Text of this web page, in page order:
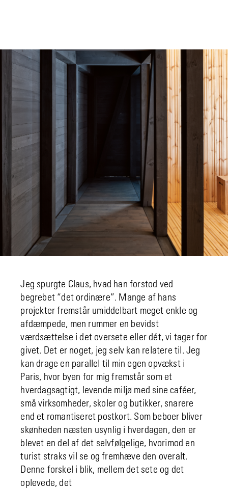
Jeg spurgte Claus, hvad han forstod ved
begrebet “det ordinære”. Mange af hans
projekter fremstår umiddelbart meget enkle og
afdæmpede, men rummer en bevidst
værdsættelse i det oversete eller dét, vi tager for
givet. Det er noget, jeg selv kan relatere til. Jeg
kan drage en parallel til min egen opvækst i
Paris, hvor byen for mig fremstår som et
hverdagsagtigt, levende miljø med sine caféer,
små virksomheder, skoler og butikker, snarere
end et romantiseret postkort. Som beboer bliver
skønheden næsten usynlig i hverdagen, den er
blevet en del af det selvfølgelige, hvorimod en
turist straks vil se og fremhæve den overalt.
Denne forskel i blik, mellem det sete og det
oplevede, det